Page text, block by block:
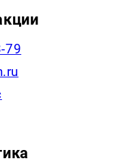
79